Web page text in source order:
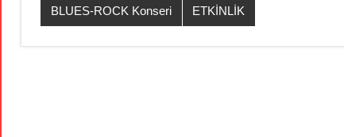
BLUES-ROCK Konseri ETKİNLİK